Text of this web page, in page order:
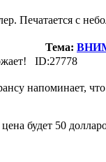
Печатается с
Тема:
ID:27778
напоминает,
будет 50